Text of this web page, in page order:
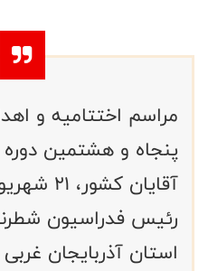
مراسم اختتامیه و
پنجاه و هشتمین
آقایان
رئیس فدراسیون
استان آذربایجان